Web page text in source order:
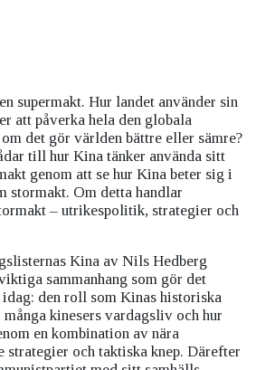
supermakt. Hur landet använder sin
att påverka hela den globala
det gör världen bättre eller sämre?
till hur Kina tänker använda sitt
genom att se hur Kina beter sig i
stormakt. Om detta handlar
– utrikes­politik, strategier och
Kina av Nils Hedberg
sammanhang som gör det
den roll som Kinas historiska
kinesers vardagsliv och hur
en kombi­nation av nära
strategier och taktiska knep. Därefter